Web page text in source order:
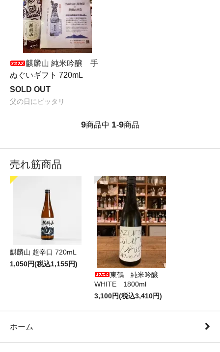
麒麟山 純米吟醸 手
ぬぐいギフト 720mL
SOLD OUT
父の日にピッタリ
9商品中 1-9商品
売れ筋商品
麒麟山 超辛口 720mL
1,050円(税込1,155円)
東鶴 純米吟醸
WHITE 1800ml
3,100円(税込3,410円)
ホーム